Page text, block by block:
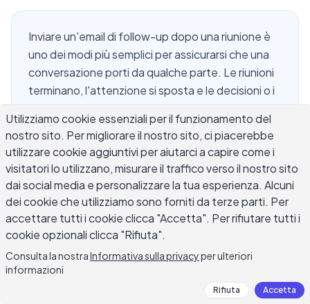
Inviare un'email di follow-up dopo una riunione è
uno dei modi più semplici per assicurarsi che una
conversazione porti da qualche parte. Le riunioni
terminano, l'attenzione si sposta e le decisioni o i
rapidamente una volta che le persone tornano al
loro lavoro regolare. Un'email ben strutturata
dopo la riunione mantiene tutti allineati, mette i
punti d'azione nei registri e fa progredire le cose
senza dover programmare un'altra riunione per
ricapitolare quella precedente. Che tu stia
chiudendo una sincronizzazione del team interna,
una revisione del progetto client, o una
conversazione di networking, questa guida copre
cosa includere, quando inviarla, modelli pronti
Utilizziamo cookie essenziali per il funzionamento del
nostro sito. Per migliorare il nostro sito, ci piacerebbe
utilizzare cookie aggiuntivi per aiutarci a capire come i
visitatori lo utilizzano, misurare il traffico verso il nostro sito
dai social media e personalizzare la tua esperienza. Alcuni
dei cookie che utilizziamo sono forniti da terze parti. Per
accettare tutti i cookie clicca "Accetta". Per rifiutare tutti i
cookie opzionali clicca "Rifiuta".
Consulta la nostraInformativa sulla privacyper ulteriori
informazioni
Rifiuta Accetta